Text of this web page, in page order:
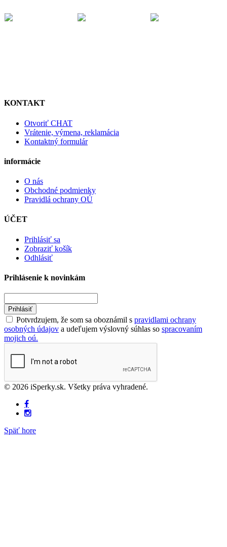
KONTAKT
Otvoriť CHAT
Vrátenie, výmena, reklamácia
Kontaktný formulár
informácie
O nás
Obchodné podmienky
Pravidlá ochrany OÚ
ÚČET
Prihlásiť sa
Zobraziť košík
Odhlásiť
Prihlásenie k novinkám
Prihlásiť
Potvrdzujem, že som sa oboznámil s pravidlami ochrany
osobných údajov a udeľujem výslovný súhlas so spracovaním
mojich oú.
© 2026 iSperky.sk. Všetky práva vyhradené.
Späť hore